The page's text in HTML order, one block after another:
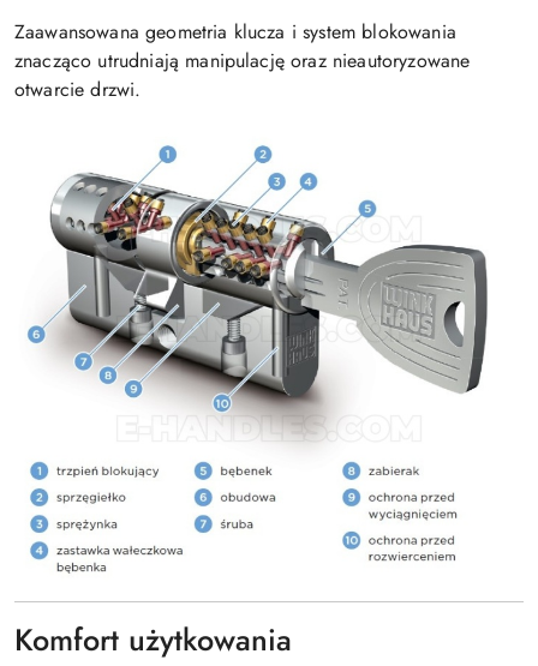
Zaawansowana geometria klucza i system blokowania
znacząco utrudniają manipulację oraz nieautoryzowane
otwarcie drzwi.
Komfort użytkowania